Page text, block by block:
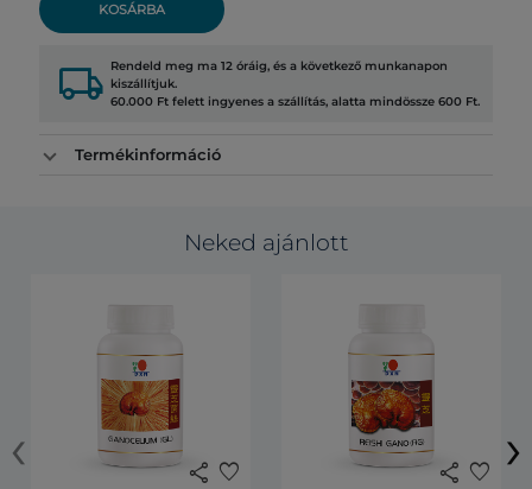
KOSÁRBA
local_shipping Rendeld meg ma 12 óráig, és a következő munkanapon
kiszállítjuk.
60.000 Ft felett ingyenes a szállítás, alatta mindössze 600 Ft.
Termékinformáció
Neked ajánlott
share favorite share favorite
‹ ›